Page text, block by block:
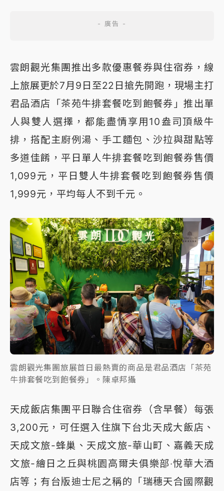
雲朗觀光集團推出多款優惠餐券與住宿券，線
上旅展更於7月9日至22日搶先開跑，現場主打
君品酒店「茶苑牛排套餐吃到飽餐券」推出單
人與雙人選擇，都能盡情享用10盎司頂級牛
排，搭配主廚例湯、手工麵包、沙拉與甜點等
多道佳餚，平日單人牛排套餐吃到飽餐券售價
1,099元，平日雙人牛排套餐吃到飽餐券售價
1,999元，平均每人不到千元。
雲朗觀光集團旅展首日最熱賣的商品是君品酒店「茶苑
牛排套餐吃到飽餐券」。陳卓邦攝
天成飯店集團平日聯合住宿券（含早餐）每張
3,200元，可任選入住旗下台北天成大飯店、
天成文旅-蜂巢、天成文旅-華山町、嘉義天成
文旅-繪日之丘與桃園高爾夫俱樂部‧悅華大酒
店等；有台版迪士尼之稱的「瑞穗天合國際觀